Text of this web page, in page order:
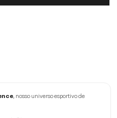
, nosso universo esportivo de